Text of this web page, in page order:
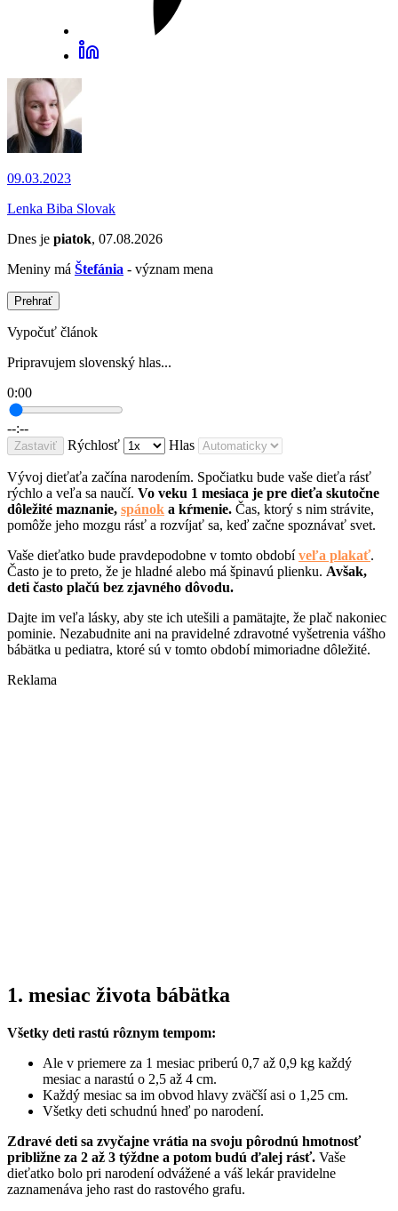
09.03.2023
Lenka Biba Slovak
Dnes je piatok, 07.08.2026
Meniny má Štefánia - význam mena
Prehrať
Vypočuť článok
Pripravujem slovenský hlas...
0:00
--:--
Zastaviť Rýchlosť Hlas
Vývoj dieťaťa začína narodením. Spočiatku bude vaše dieťa rásť
rýchlo a veľa sa naučí. Vo veku 1 mesiaca je pre dieťa skutočne
dôležité maznanie, spánok a kŕmenie. Čas, ktorý s nim strávite,
pomôže jeho mozgu rásť a rozvíjať sa, keď začne spoznávať svet.
Vaše dieťatko bude pravdepodobne v tomto obdobíveľa plakať.
Často je to preto, že je hladné alebo má špinavú plienku. Avšak,
deti často plačú bez zjavného dôvodu.
Dajte im veľa lásky, aby ste ich utešili a pamätajte, že plač nakoniec
pominie. Nezabudnite ani na pravidelné zdravotné vyšetrenia vášho
bábätka u pediatra, ktoré sú v tomto období mimoriadne dôležité.
Reklama
1. mesiac života bábätka
Všetky deti rastú rôznym tempom:
Ale v priemere za 1 mesiac priberú 0,7 až 0,9 kg každý
mesiac a narastú o 2,5 až 4 cm.
Každý mesiac sa im obvod hlavy zväčší asi o 1,25 cm.
Všetky deti schudnú hneď po narodení.
Zdravé deti sa zvyčajne vrátia na svoju pôrodnú hmotnosť
približne za 2 až 3 týždne a potom budú ďalej rásť. Vaše
dieťatko bolo pri narodení odvážené a váš lekár pravidelne
zaznamenáva jeho rast do rastového grafu.